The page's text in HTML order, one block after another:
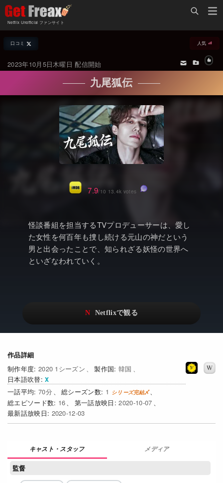
Netflix Unofficial ファンサイト
Netflix新着作品
オールジャンル
海外ドラマ・シリーズ
海外映画
国内TV番組・ドラマ
国内映画
アニメ
ドキュメンタリー
日本語吹替対応作品
その他の国のTV番組
配信終了予定の作品
海外ドラマ・ラインナップ
Netflix 人気ランキング
Netflix 全作品ラインナップ
Netflix配信作品カスタム検索
トレンド
Netflix・VOD総合News
Watchlistへ
Netflix Video
Netflix 吹替版作品
Netflix 高い評価の海外作品
みんなの作品レビュー
Watchlist
Netflixコース別料金プラン
口コミ 人気
2023年10月5日木曜日 配信開始
九尾狐伝
怪談番組を担当するTVプロデューサーは、愛し
た女性を何百年も捜し続ける元山の神だという
男と出会ったことで、知られざる妖怪の世界へ
といざなわれていく。
作品詳細
2020 1シーズン
韓国
日本語吹替
70
1
16
2020-10-07
2020-12-03
7.9/10 13.4k votes
メディア
監督